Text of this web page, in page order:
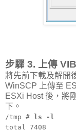
步驟 3. 上傳
將先前下載及解開
WinSCP 上傳至
ESXi Host 後，將
下。
/tmp #
ls -l
total 7408